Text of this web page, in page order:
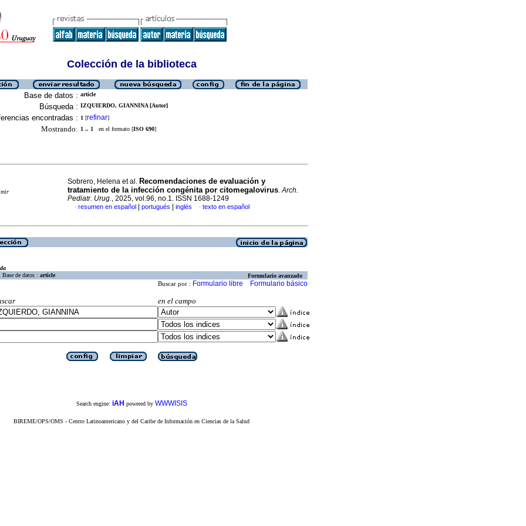
Colección de la biblioteca
Base de datos : article
Búsqueda : IZQUIERDO, GIANNINA [Autor]
encontradas : 1 [refinar]
Mostrando: 1 .. 1 en el formato [ISO 690]
Sobrero, Helena et al. Recomendaciones de evaluación y
tratamiento de la infección congénita por citomegalovirus.Arch.
Pediatr. Urug., 2025, vol.96, no.1. ISSN 1688-1249
· resumen en español portugués inglés · texto en español
Base de datos : article Formulario avanzado
Buscar por : Formulario libre Formulario básico
en el campo
Search engine: iAH powered by WWWISIS
BIREME/OPS/OMS - Centro Latinoamericano y del Caribe de Información en Ciencias de la Salud